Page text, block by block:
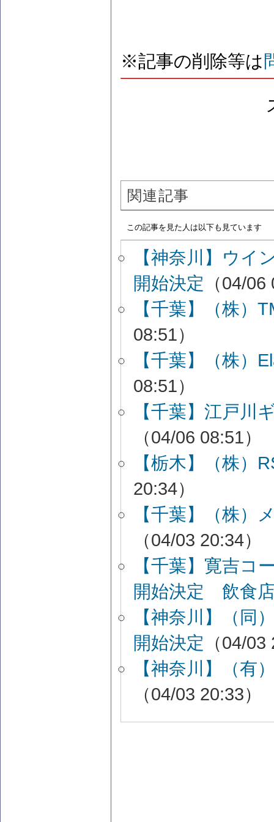
※記事の削除等は
関連記事
この記事を見た人は以下も見ています
【神奈川】ウイ
開始決定 （04/
【千葉】（株）
08:51）
【千葉】（株）
08:51）
【千葉】江戸川
（04/06 08:51）
【栃木】（株）
20:34）
【千葉】（株）
（04/03 20:34）
【千葉】寛吉コ
開始決定 飲食
【神奈川】（同
開始決定 （04/
【神奈川】（有
（04/03 20:33）